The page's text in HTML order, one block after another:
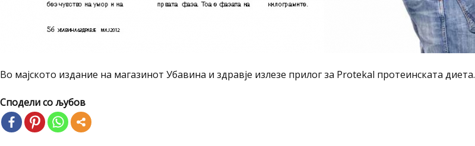
Во мајското издание на магазинот Убавина и здравје излезе прилог за Protekal протеинската диета.
Сподели со љубов